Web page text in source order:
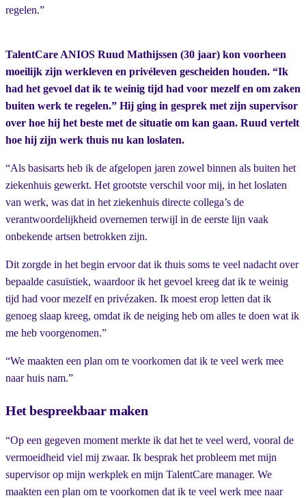
regelen.”
TalentCare ANIOS Ruud Mathijssen (30 jaar) kon voorheen
moeilijk zijn werkleven en privéleven gescheiden houden. “Ik
had het gevoel dat ik te weinig tijd had voor mezelf en om zaken
buiten werk te regelen.” Hij ging in gesprek met zijn supervisor
over hoe hij het beste met de situatie om kan gaan. Ruud vertelt
hoe hij zijn werk thuis nu kan loslaten.
“Als basisarts heb ik de afgelopen jaren zowel binnen als buiten het
ziekenhuis gewerkt. Het grootste verschil voor mij, in het loslaten
van werk, was dat in het ziekenhuis directe collega’s de
verantwoordelijkheid overnemen terwijl in de eerste lijn vaak
onbekende artsen betrokken zijn.
Dit zorgde in het begin ervoor dat ik thuis soms te veel nadacht over
bepaalde casuïstiek, waardoor ik het gevoel kreeg dat ik te weinig
tijd had voor mezelf en privézaken. Ik moest erop letten dat ik
genoeg slaap kreeg, omdat ik de neiging heb om alles te doen wat ik
me heb voorgenomen.”
“We maakten een plan om te voorkomen dat ik te veel werk mee
naar huis nam.”
Het bespreekbaar maken
“Op een gegeven moment merkte ik dat het te veel werd, vooral de
vermoeidheid viel mij zwaar. Ik besprak het probleem met mijn
supervisor op mijn werkplek en mijn TalentCare manager. We
maakten een plan om te voorkomen dat ik te veel werk mee naar